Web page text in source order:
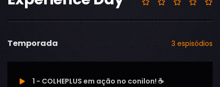
Temporada 3 espisódios
1 - COLHEPLUS em ação no conilon! ☕